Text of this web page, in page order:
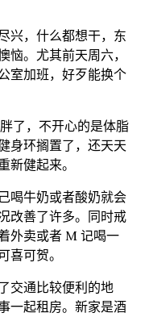
兴，什么都想干，东
恼。尤其前天周六，
室加班，好歹能换个
了，不开心的是体脂
身环搁置了，还天天
新健起来。
喝牛奶或者酸奶就会
改善了许多。同时戒
外卖或者 M 记喝一
喜可贺。
交通比较便利的地
一起租房。新家是酒